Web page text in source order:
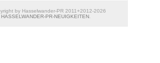
by Hasselwander-PR 2011+2012-2026
HASSELWANDER-PR-NEUIGKEITEN.